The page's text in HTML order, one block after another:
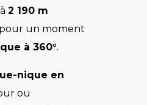
2 190 m
un moment
à 360°.
nique en
ou